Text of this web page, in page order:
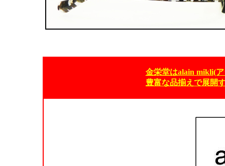
金栄堂はalain mikli(
豊富な品揃えで展開